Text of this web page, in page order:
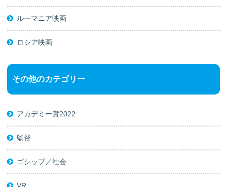
ルーマニア映画
ロシア映画
その他のカテゴリー
アカデミー賞2022
監督
ゴシップ／社会
VR